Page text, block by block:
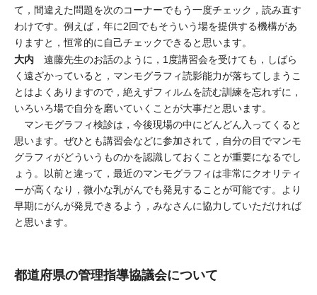
て，間違えた問題を次のコーナーでもう一度チェック，読み直す
わけです。例えば，年に2回でもそういう場を提供する機構があ
りますと，恒常的に自己チェックできると思います。
大内 遠藤先生のお話のように，1度講習会を受けても，しばら
く遠ざかっていると，マンモグラフィ読影能力が落ちてしまうこ
とはよくありますので，絶えずフィルムを読む訓練を忘れずに，
いろいろ場で自分を磨いていくことが大事だと思います。
マンモグラフィ検診は，今後現場の中にどんどん入ってくると
思います。ぜひとも講習会などに参加されて，自分の目でマンモ
グラフィがどういうものかを認識しておくことが重要になるでし
ょう。以前と違って，最近のマンモグラフィは非常にクオリティ
ーが高くなり，微小な乳がんでも発見することが可能です。より
早期にがんが発見できるよう，みなさんに協力していただければ
と思います。
都道府県の管理指導協議会について